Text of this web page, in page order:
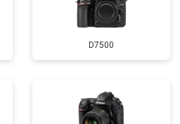
D7500